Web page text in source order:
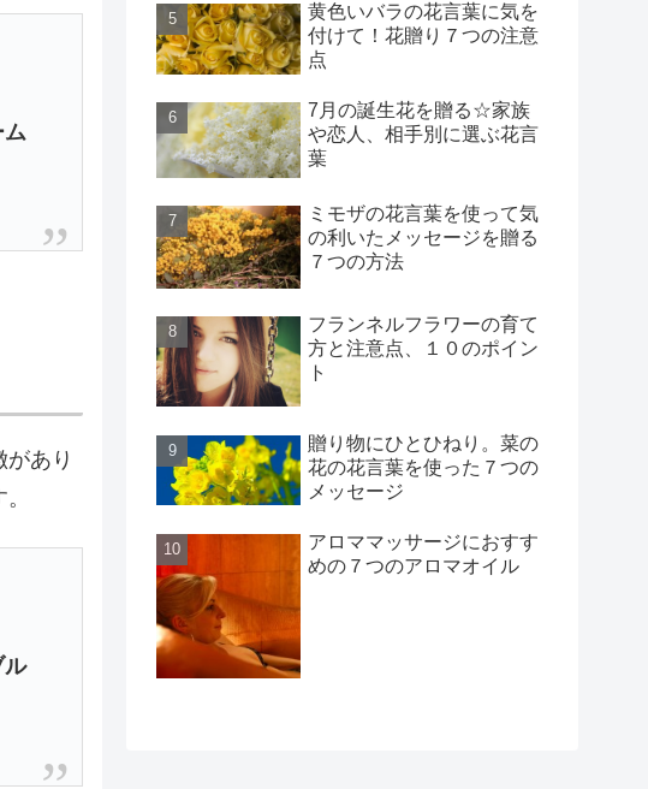
ム
があり
ル
黄色いバラの花言葉に気を
付けて！花贈り７つの注意
点
7月の誕生花を贈る☆家族
や恋人、相手別に選ぶ花言
葉
ミモザの花言葉を使って気
の利いたメッセージを贈る
７つの方法
フランネルフラワーの育て
方と注意点、１０のポイン
ト
贈り物にひとひねり。菜の
花の花言葉を使った７つの
メッセージ
アロママッサージにおすす
めの７つのアロマオイル